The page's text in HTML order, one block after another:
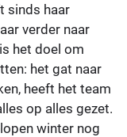
sinds haar
verder naar
het doel om
het gat naar
heeft het team
op alles gezet.
winter nog